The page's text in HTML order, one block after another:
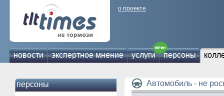
о проекте
новости экспертное мнение услуги персоны
персоны Автомобиль - не